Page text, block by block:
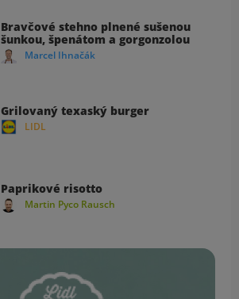
Bravčové stehno plnené sušenou
šunkou, špenátom a gorgonzolou
Marcel Ihnačák
Grilovaný texaský burger
LIDL
Paprikové risotto
Martin Pyco Rausch